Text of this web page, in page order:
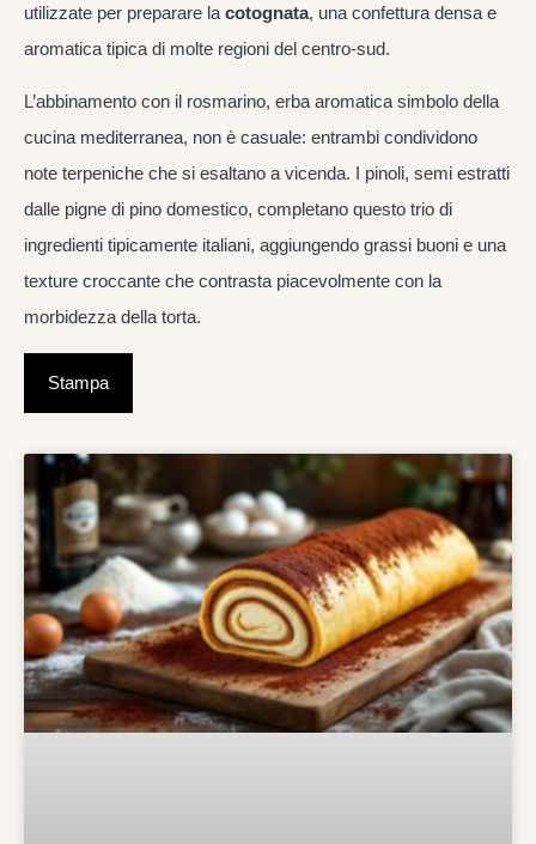
utilizzate per preparare la cotognata, una confettura densa e
aromatica tipica di molte regioni del centro-sud.
L’abbinamento con il rosmarino, erba aromatica simbolo della
cucina mediterranea, non è casuale: entrambi condividono
note terpeniche che si esaltano a vicenda. I pinoli, semi estratti
dalle pigne di pino domestico, completano questo trio di
ingredienti tipicamente italiani, aggiungendo grassi buoni e una
texture croccante che contrasta piacevolmente con la
morbidezza della torta.
Stampa